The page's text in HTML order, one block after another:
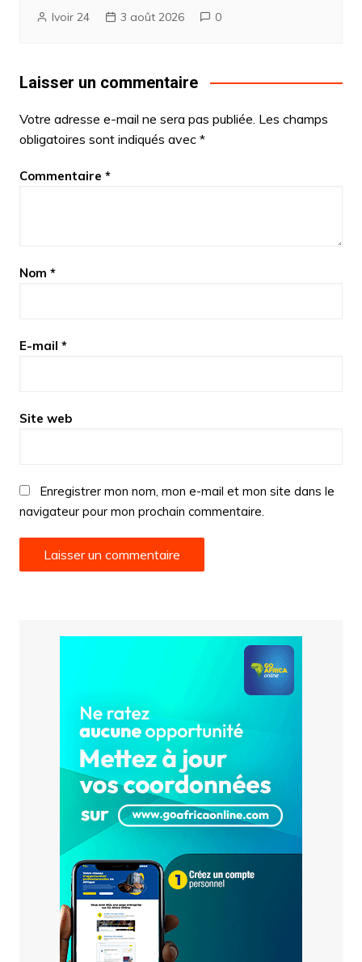
Ivoir 24 3 août 2026 0
Laisser un commentaire
Votre adresse e-mail ne sera pas publiée. Les champs
obligatoires sont indiqués avec *
Commentaire *
Nom *
E-mail *
Site web
Enregistrer mon nom, mon e-mail et mon site dans le
navigateur pour mon prochain commentaire.